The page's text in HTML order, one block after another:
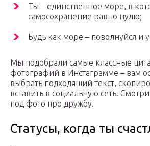
Ты – единственное море, в
самосохранение равно нулю;
Будь как море – поволнуйся и
Мы подобрали самые классные
фотографий в Инстаграмме – вам
выбрать подходящий текст,
вставить в социальную сеть!
под фото про дружбу.
Статусы, когда ты